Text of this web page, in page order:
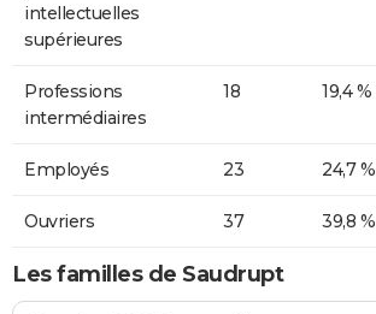
intellectuelles
supérieures
Professions
intermédiaires
18 19,4 %
Employés 23 24,7 %
Ouvriers 37 39,8 %
Les familles de Saudrupt